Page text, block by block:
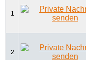
1
2